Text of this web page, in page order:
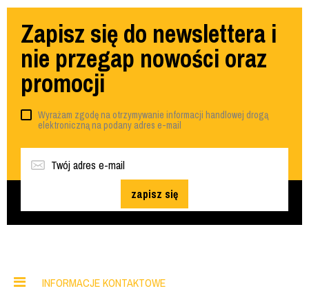
Zapisz się do newslettera i
nie przegap nowości oraz
promocji
Wyrażam zgodę na otrzymywanie informacji handlowej drogą
elektroniczną na podany adres e-mail
zapisz się
INFORMACJE KONTAKTOWE